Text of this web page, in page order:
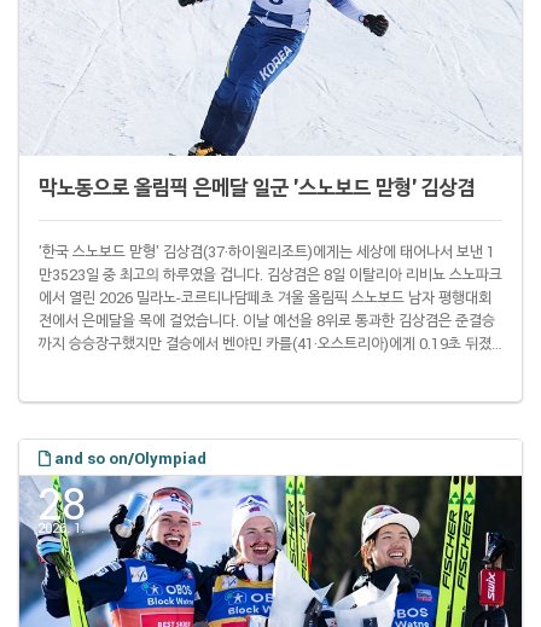
막노동으로 올림픽 은메달 일군 '스노보드 맏형' 김상겸
'한국 스노보드 맏형' 김상겸(37·하이원리조트)에게는 세상에 태어나서 보낸 1
만3523일 중 최고의 하루였을 겁니다. 김상겸은 8일 이탈리아 리비뇨 스노파크
에서 열린 2026 밀라노-코르티나담페초 겨울 올림픽 스노보드 남자 평행대회
전에서 은메달을 목에 걸었습니다. 이날 예선을 8위로 통과한 김상겸은 준결승
까지 승승장구했지만 결승에서 벤야민 카를(41·오스트리아)에게 0.19초 뒤졌
2018 평창 대회 때 15위가 이전 최고 성적이었습니다. 충남 태안군 안면도에서
태어난 김상겸은..
and so on/Olympiad
28
2026. 1.